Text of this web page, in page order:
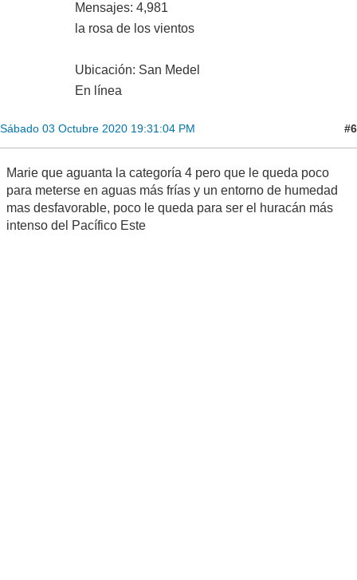
Mensajes: 4,981
la rosa de los vientos
Ubicación: San Medel
En línea
Sábado 03 Octubre 2020 19:31:04 PM #6
Marie que aguanta la categoría 4 pero que le queda poco
para meterse en aguas más frías y un entorno de humedad
mas desfavorable, poco le queda para ser el huracán más
intenso del Pacífico Este